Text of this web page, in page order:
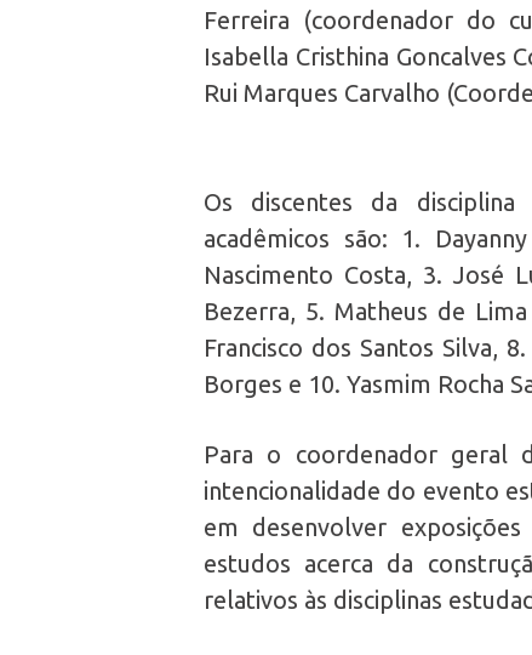
Ferreira (coordenador do
Isabella Cristhina Goncalves
Rui Marques Carvalho
Os discentes da
acadêmicos são: 1.
Nascimento Costa, 3. José
Bezerra, 5. Matheus de
Francisco dos Santos Silva,
Borges e 10. Yasmim Rocha
Para o coordenador geral
intencionalidade do evento
em desenvolver
estudos acerca da
relativos às disciplinas